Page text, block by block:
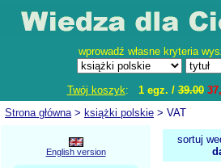
wprowadź własne kryteria
Twój koszyk: 1 egz. /39.00
Strona główna> książki polskie > VAT
English version
sortuj